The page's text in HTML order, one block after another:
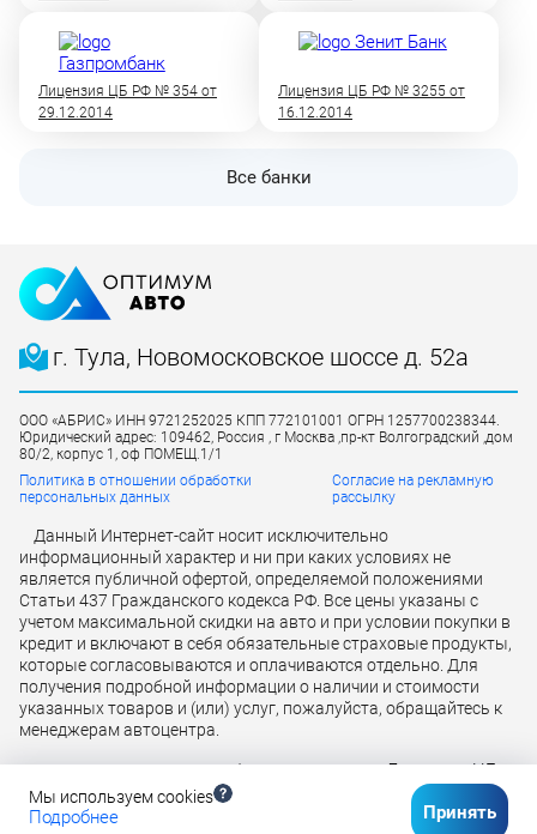
Лицензия ЦБ РФ № 354 от
29.12.2014
Лицензия ЦБ РФ № 3255 от
16.12.2014
Все банки
г. Тула, Новомосковское шоссе д. 52а
ООО «АБРИС» ИНН 9721252025 КПП 772101001 ОГРН 1257700238344.
Юридический адрес: 109462, Россия , г Москва ,пр-кт Волгоградский ,дом
80/2, корпус 1, оф ПОМЕЩ.1/1
Политика в отношении обработки
персональных данных
Согласие на рекламную
рассылку
Данный Интернет-сайт носит исключительно
информационный характер и ни при каких условиях не
является публичной офертой, определяемой положениями
Статьи 437 Гражданского кодекса РФ. Все цены указаны с
учетом максимальной скидки на авто и при условии покупки в
кредит и включают в себя обязательные страховые продукты,
которые согласовываются и оплачиваются отдельно. Для
получения подробной информации о наличии и стоимости
указанных товаров и (или) услуг, пожалуйста, обращайтесь к
менеджерам автоцентра.
Кредит предоставляется банком АО «ТБанк»Лицензия ЦБ
РФ № 2673 от 09.07.2024 г
Мы используем cookies
Подробнее Принять